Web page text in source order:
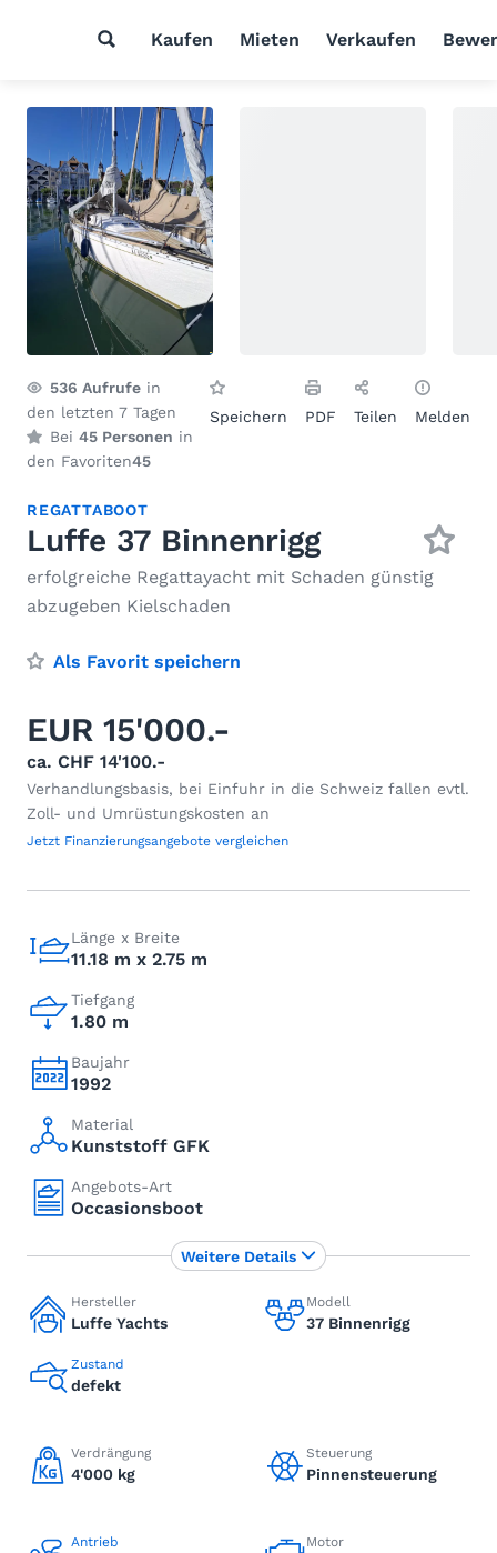
Kaufen Mieten Verkaufen
536 Aufrufe in
den letzten 7 Tagen
Bei 45 Personen in
den Favoriten45
Speichern PDF Teilen Melden
REGATTABOOT
Luffe 37 Binnenrigg
erfolgreiche Regattayacht mit Schaden günstig
abzugeben Kielschaden
Als Favorit speichern
EUR 15'000.-
ca. CHF 14'100.-
Verhandlungsbasis, bei Einfuhr in die Schweiz fallen evtl.
Zoll- und Umrüstungskosten an
Jetzt Finanzierungsangebote vergleichen
Länge x Breite
11.18 m x 2.75 m
Tiefgang
1.80 m
Baujahr
1992
Material
Kunststoff GFK
Angebots-Art
Occasionsboot
Hersteller
Luffe Yachts
Modell
37 Binnenrigg
Zustand
defekt
Verdrängung
4'000 kg
Steuerung
Pinnensteuerung
Antrieb Motor
Weitere Details